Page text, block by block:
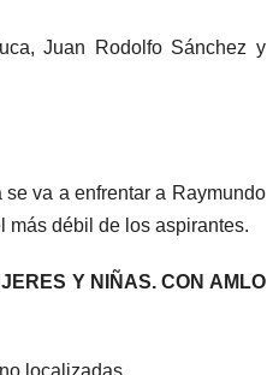
Juan Rodolfo Sánchez y
va a enfrentar a Raymundo
más débil de los aspirantes.
Y NIÑAS. CON AMLO
localizadas.